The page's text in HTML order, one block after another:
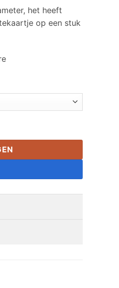
het heeft
op een stuk
zeldzame aarde